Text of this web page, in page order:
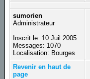
sumorien
Administrateur
Inscrit le: 10 Juil 2005
Messages: 1070
Localisation: Bourges
Revenir en haut de
page